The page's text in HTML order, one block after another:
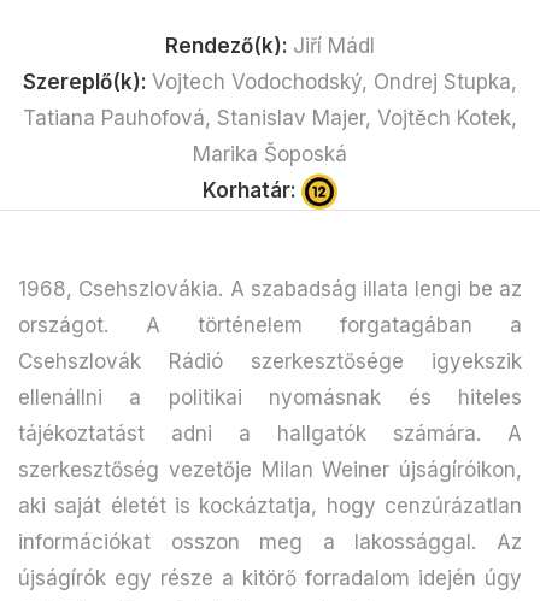
Rendező(k): Jiří Mádl
Szereplő(k): Vojtech Vodochodský, Ondrej Stupka,
Tatiana Pauhofová, Stanislav Majer, Vojtěch Kotek,
Marika Šoposká
Korhatár:
1968, Csehszlovákia. A szabadság illata lengi be az
országot. A történelem forgatagában a
Csehszlovák Rádió szerkesztősége igyekszik
ellenállni a politikai nyomásnak és hiteles
tájékoztatást adni a hallgatók számára. A
szerkesztőség vezetője Milan Weiner újságíróikon,
aki saját életét is kockáztatja, hogy cenzúrázatlan
információkat osszon meg a lakossággal. Az
újságírók egy része a kitörő forradalom idején úgy